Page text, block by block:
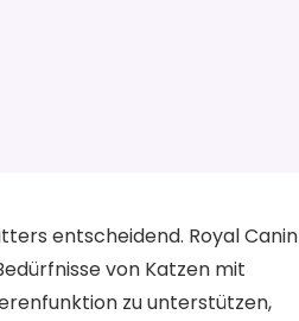
entscheidend. Royal Canin
von Katzen mit
zu unterstützen,